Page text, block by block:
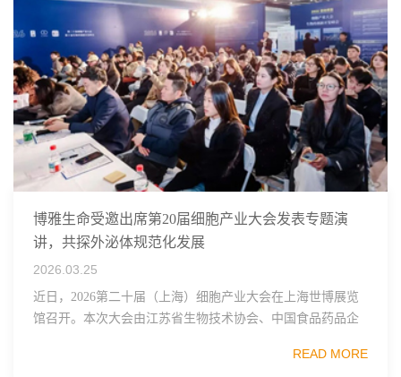
博雅生命受邀出席第20届细胞产业大会发表专题演
讲，共探外泌体规范化发展
2026.03.25
近日，2026第二十届（上海）细胞产业大会在上海世博展览
馆召开。本次大会由江苏省生物技术协会、中国食品药品企
范区生物医药行业协会、瑞士日内瓦长寿科学...
READ MORE